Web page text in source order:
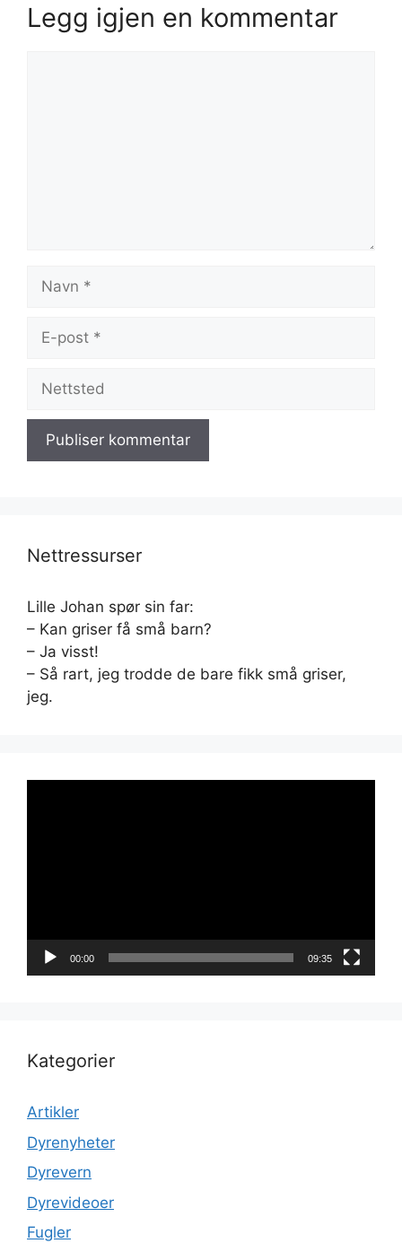
Legg igjen en kommentar
Navn
Nettsted
Nettressurser
Lille Johan spør sin far:
– Kan griser få små barn?
– Ja visst!
– Så rart, jeg trodde de bare fikk små griser,
jeg.
00:00 09:35
Kategorier
Artikler
Dyrenyheter
Dyrevern
Dyrevideoer
Fugler